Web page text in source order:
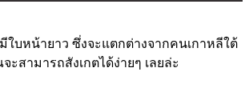
ใบหน้ายาว ซึ่งจะแตกต่างจากคนเกาหลีใต้
ะสามารถสังเกตได้ง่ายๆ เลยล่ะ